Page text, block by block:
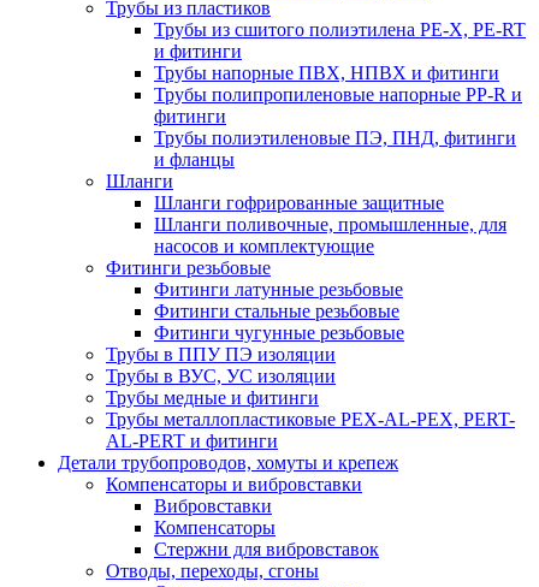
Трубы из пластиков
Трубы из сшитого полиэтилена PE-X, PE-RT
и фитинги
Трубы напорные ПВХ, НПВХ и фитинги
Трубы полипропиленовые напорные PP-R и
фитинги
Трубы полиэтиленовые ПЭ, ПНД, фитинги
и фланцы
Шланги
Шланги гофрированные защитные
Шланги поливочные, промышленные, для
насосов и комплектующие
Фитинги резьбовые
Фитинги латунные резьбовые
Фитинги стальные резьбовые
Фитинги чугунные резьбовые
Трубы в ППУ ПЭ изоляции
Трубы в ВУС, УС изоляции
Трубы медные и фитинги
Трубы металлопластиковые PEX-AL-PEX, PERT-
AL-PERT и фитинги
Детали трубопроводов, хомуты и крепеж
Компенсаторы и вибровставки
Вибровставки
Компенсаторы
Стержни для вибровставок
Отводы, переходы, сгоны